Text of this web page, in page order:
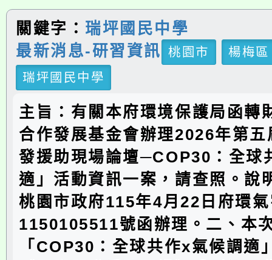
關鍵字： 瑞坪國民中學
最新消息-研習資訊
桃園市
楊梅區
瑞坪國民中學
主旨：有關本府環境保護局函轉
合作發展基金會辦理2026年第五
發援助現場論壇─COP30：全球
適」活動資訊一案，請查照。說
桃園市政府115年4月22日府環
1150105511號函辦理。二、本
「COP30：全球共作x氣候調適